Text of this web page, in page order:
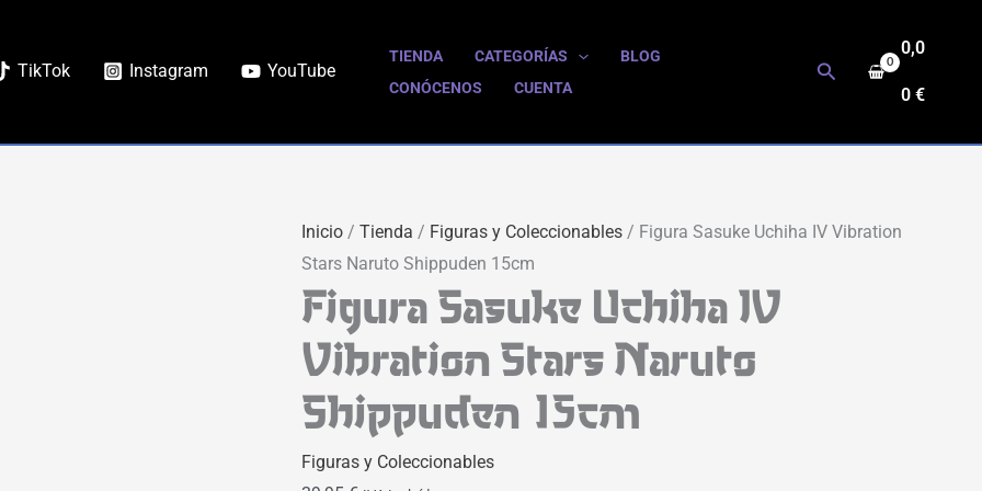
TikTok Instagram YouTube
TIENDA CATEGORÍAS
BLOG
CONÓCENOS
CUENTA
Buscar
0,0
0€
Inicio /Tienda / Figuras y Coleccionables / Figura Sasuke Uchiha IV Vibration
Stars Naruto Shippuden 15cm
Figura Sasuke Uchiha IV
Vibration Stars Naruto
Shippuden 15cm
Figuras y Coleccionables